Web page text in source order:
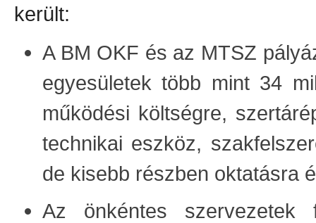
került:
A BM OKF és az MTSZ
egyesületek több mint 34
működési költségre,
technikai eszköz,
de kisebb részben oktatásra
Az önkéntes szervezetek